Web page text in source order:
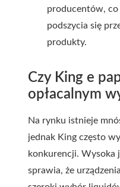
producentów,
podszycia się
produkty.
Czy King e
opłacalnym
Na rynku istnieje
jednak King często
konkurencji. Wysoka
sprawia, że